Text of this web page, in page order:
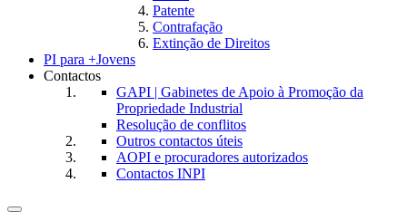
Patente
Contrafação
Extinção de Direitos
PI para +Jovens
Contactos
GAPI | Gabinetes de Apoio à Promoção da
Propriedade Industrial
Resolução de conflitos
Outros contactos úteis
AOPI e procuradores autorizados
Contactos INPI
Toggle